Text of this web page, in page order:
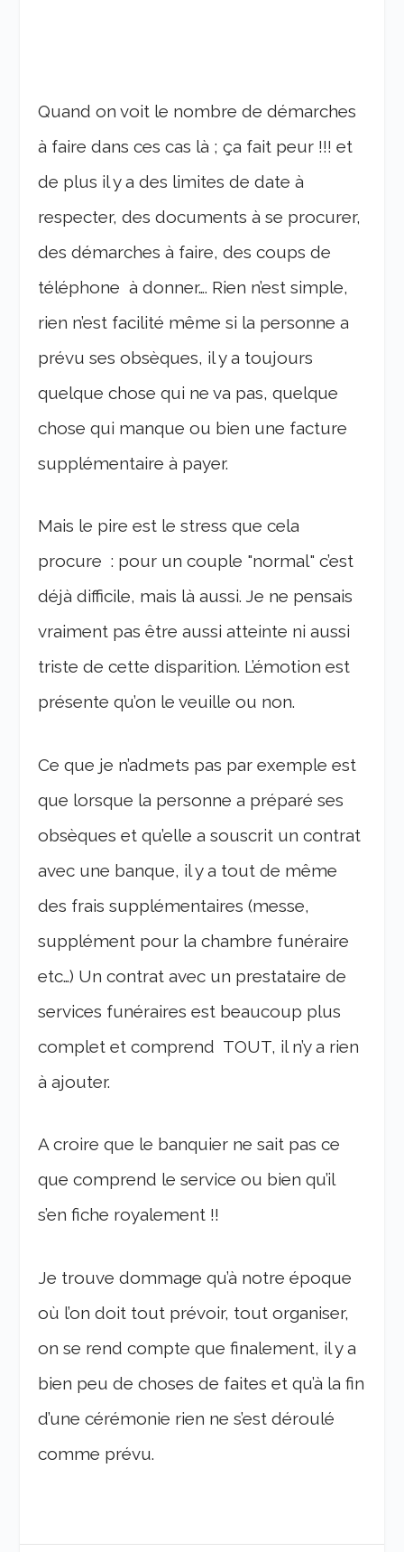
Quand on voit le nombre de démarches
à faire dans ces cas là ; ça fait peur !!! et
de plus il y a des limites de date à
respecter, des documents à se procurer,
des démarches à faire, des coups de
téléphone à donner…. Rien n’est simple,
rien n’est facilité même si la personne a
prévu ses obsèques, il y a toujours
quelque chose qui ne va pas, quelque
chose qui manque ou bien une facture
supplémentaire à payer.
Mais le pire est le stress que cela
procure : pour un couple "normal" c’est
déjà difficile, mais là aussi. Je ne pensais
vraiment pas être aussi atteinte ni aussi
triste de cette disparition. L’émotion est
présente qu’on le veuille ou non.
Ce que je n’admets pas par exemple est
que lorsque la personne a préparé ses
obsèques et qu’elle a souscrit un contrat
avec une banque, il y a tout de même
des frais supplémentaires (messe,
supplément pour la chambre funéraire
etc…) Un contrat avec un prestataire de
services funéraires est beaucoup plus
complet et comprend TOUT, il n’y a rien
à ajouter.
A croire que le banquier ne sait pas ce
que comprend le service ou bien qu’il
s’en fiche royalement !!
Je trouve dommage qu’à notre époque
où l’on doit tout prévoir, tout organiser,
on se rend compte que finalement, il y a
bien peu de choses de faites et qu’à la fin
d’une cérémonie rien ne s’est déroulé
comme prévu.